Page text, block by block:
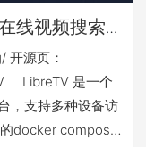
线视频搜索
源页：
LibreTV 是一个
，支持多种设备访
docker compose